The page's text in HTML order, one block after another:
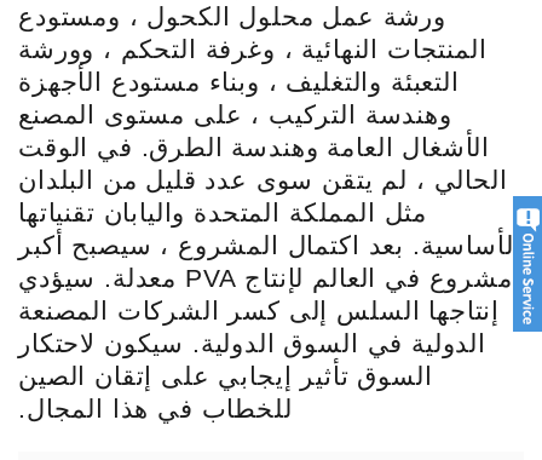
ورشة عمل محلول الكحول ، ومستودع
المنتجات النهائية ، وغرفة التحكم ، وورشة
التعبئة والتغليف ، وبناء مستودع الأجهزة
وهندسة التركيب ، على مستوى المصنع
الأشغال العامة وهندسة الطرق. في الوقت
الحالي ، لم يتقن سوى عدد قليل من البلدان
مثل المملكة المتحدة واليابان تقنياتها
الأساسية. بعد اكتمال المشروع ، سيصبح أكبر
مشروع في العالم لإنتاج PVA معدلة. سيؤدي
إنتاجها السلس إلى كسر الشركات المصنعة
الدولية في السوق الدولية. سيكون لاحتكار
السوق تأثير إيجابي على إتقان الصين
للخطاب في هذا المجال.